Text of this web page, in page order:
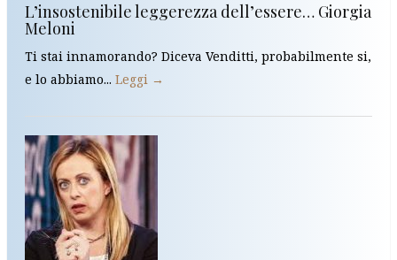
L’insostenibile leggerezza dell’essere… Giorgia
Meloni
Ti stai innamorando? Diceva Venditti, probabilmente si,
e lo abbiamo... Leggi →